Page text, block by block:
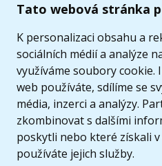
Tato webová stránka
K personalizaci obsahu a
sociálních médií a analýze
využíváme soubory cookie.
web používáte, sdílíme se
média, inzerci a analýzy.
zkombinovat s dalšími
poskytli nebo které získali
používáte jejich služby.